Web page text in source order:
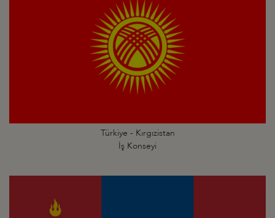
Türkiye - Kırgızistan
İş Konseyi